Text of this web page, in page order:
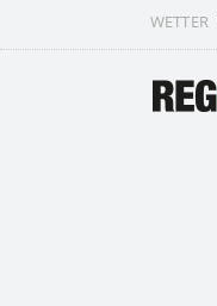
WETTER